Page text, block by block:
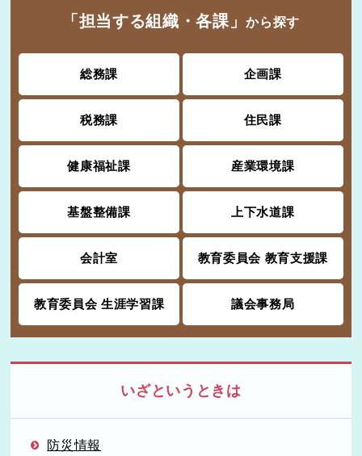
「担当する組織・各課」から探す
総務課 企画課
税務課 住民課
健康福祉課 産業環境課
基盤整備課 上下水道課
会計室 教育委員会 教育支援課
教育委員会 生涯学習課 議会事務局
いざというときは
防災情報